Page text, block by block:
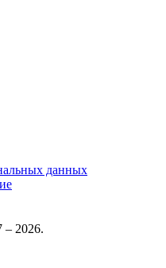
данных
2026.